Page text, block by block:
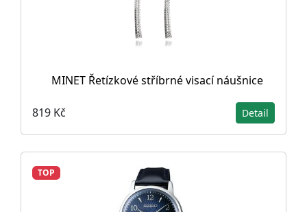
MINET Řetízkové stříbrné visací náušnice
819 Kč Detail
TOP